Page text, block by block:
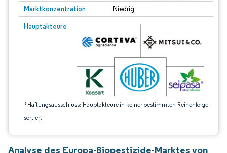
Marktkonzentration Niedrig
Hauptakteure
*Haftungsausschluss: Hauptakteure in keiner bestimmten Reihenfolge
sortiert
Bild © Mordor Intelligence. Wiederverwendung erfordert Namensnennung
Analyse des Europa-Biopestizide-Marktes von